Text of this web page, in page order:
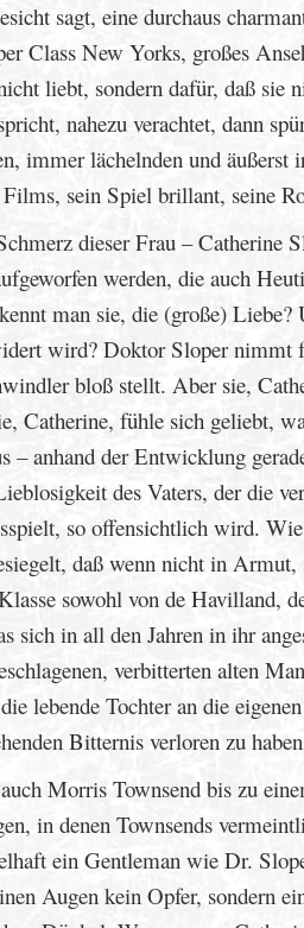
sagt, eine durchaus
Class New Yorks, großes
liebt, sondern dafür, daß sie
nahezu verachtet, dann
immer lächelnden und
sein Spiel brillant, seine
dieser Frau – Catherine
werden, die auch
man sie, die (große)
wird? Doktor Sloper nimmt
bloß stellt. Aber sie,
Catherine, fühle sich geliebt,
– anhand der Entwicklung
des Vaters, der die
so offensichtlich wird.
daß wenn nicht in
sowohl von de Havilland,
sich in all den Jahren in ihr
verbitterten alten
lebende Tochter an die
Bitternis verloren zu
Morris Townsend bis zu
in denen Townsends
ein Gentleman wie Dr.
Augen kein Opfer, sondern